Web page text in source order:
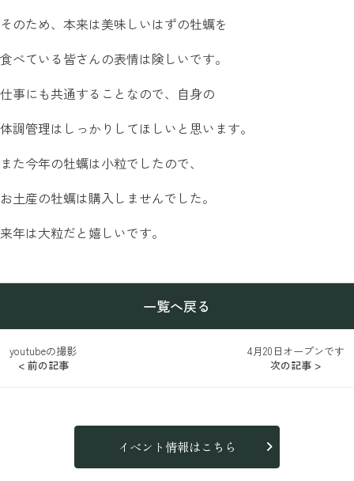
そのため、本来は美味しいはずの牡蠣を
食べている皆さんの表情は険しいです。
仕事にも共通することなので、自身の
体調管理はしっかりしてほしいと思います。
また今年の牡蠣は小粒でしたので、
お土産の牡蠣は購入しませんでした。
来年は大粒だと嬉しいです。
< 前の記事
youtubeの撮影
一覧へ戻る
4月20日オープンです
次の記事 >
イベント情報はこちら